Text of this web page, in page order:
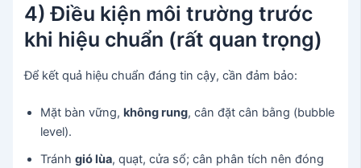
4) Điều kiện môi trường trước
khi hiệu chuẩn (rất quan trọng)
Để kết quả hiệu chuẩn đáng tin cậy, cần đảm bảo:
Mặt bàn vững, không rung, cân đặt cân bằng (bubble
level).
Tránhgió lùa, quạt, cửa sổ; cân phân tích nên đóng